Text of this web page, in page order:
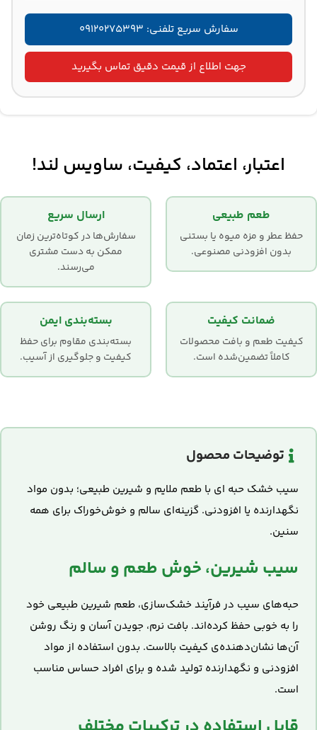
سفارش سریع تلفنی: ۰۹۱۲۰۲۷۵۳۹۳
جهت اطلاع از قیمت دقیق تماس بگیرید
اعتبار، اعتماد، کیفیت، ساویس لند!
طعم طبیعی
حفظ عطر و مزه میوه یا بستنی
بدون افزودنی مصنوعی.
ارسال سریع
سفارش‌ها در کوتاه‌ترین زمان
ممکن به دست مشتری
می‌رسند.
ضمانت کیفیت
کیفیت طعم و بافت محصولات
کاملاً تضمین‌شده است.
بسته‌بندی ایمن
بسته‌بندی مقاوم برای حفظ
کیفیت و جلوگیری از آسیب.
توضیحات محصول
سیب خشک حبه ای با طعم ملایم و شیرین طبیعی؛ بدون مواد
نگهدارنده یا افزودنی. گزینه‌ای سالم و خوش‌خوراک برای همه
سنین.
سیب شیرین، خوش طعم و سالم
حبه‌های سیب در فرآیند خشک‌سازی، طعم شیرین طبیعی خود
را به خوبی حفظ کرده‌اند. بافت نرم، جویدن آسان و رنگ روشن
آن‌ها نشان‌دهنده‌ی کیفیت بالاست. بدون استفاده از مواد
افزودنی و نگهدارنده تولید شده و برای افراد حساس مناسب
است.